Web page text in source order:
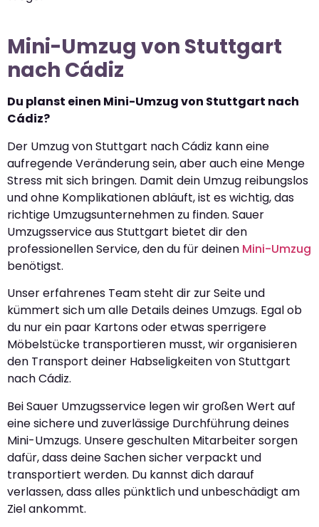
Mini-Umzug von Stuttgart
nach Cádiz
Du planst einen Mini-Umzug von Stuttgart nach
Cádiz?
Der Umzug von Stuttgart nach Cádiz kann eine
aufregende Veränderung sein, aber auch eine Menge
Stress mit sich bringen. Damit dein Umzug reibungslos
und ohne Komplikationen abläuft, ist es wichtig, das
richtige Umzugsunternehmen zu finden. Sauer
Umzugsservice aus Stuttgart bietet dir den
professionellen Service, den du für deinen Mini-Umzug
benötigst.
Unser erfahrenes Team steht dir zur Seite und
kümmert sich um alle Details deines Umzugs. Egal ob
du nur ein paar Kartons oder etwas sperrigere
Möbelstücke transportieren musst, wir organisieren
den Transport deiner Habseligkeiten von Stuttgart
nach Cádiz.
Bei Sauer Umzugsservice legen wir großen Wert auf
eine sichere und zuverlässige Durchführung deines
Mini-Umzugs. Unsere geschulten Mitarbeiter sorgen
dafür, dass deine Sachen sicher verpackt und
transportiert werden. Du kannst dich darauf
verlassen, dass alles pünktlich und unbeschädigt am
Ziel ankommt.